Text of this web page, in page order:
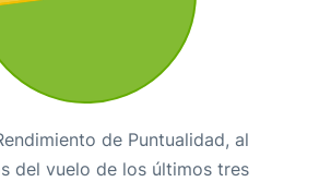
de Puntualidad, al
del vuelo de los últimos tres